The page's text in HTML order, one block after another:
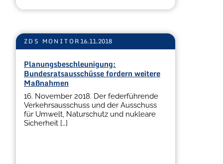
ZDS MONITOR 16.11.2018
Planungsbeschleunigung:
Bundesratsausschüsse fordern weitere
Maßnahmen
16. November 2018. Der federführende
Verkehrsausschuss und der Ausschuss
für Umwelt, Naturschutz und nukleare
Sicherheit […]